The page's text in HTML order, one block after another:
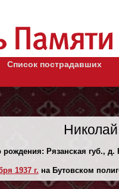
Список пострадавших
рождения: Рязанская губ., д.
1937 г. на Бутовском